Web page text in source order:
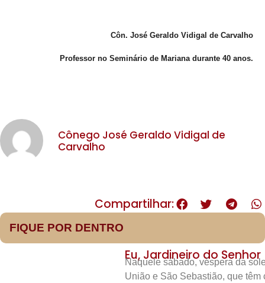
Côn. José Geraldo Vidigal de Carvalho
Professor no Seminário de Mariana durante 40 anos.
Cônego José Geraldo Vidigal de
Carvalho
Compartilhar:
FIQUE POR DENTRO
Eu, Jardineiro do Senhor
Naquele sábado, véspera da
União e São Sebastião, que têm